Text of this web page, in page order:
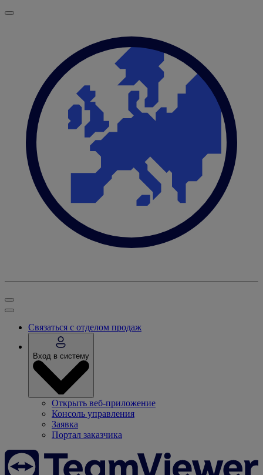
Связаться с отделом продаж
Вход в систему
Открыть веб-приложение
Консоль управления
Заявка
Портал заказчика